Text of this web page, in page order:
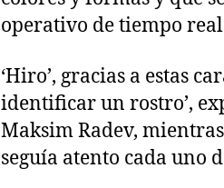
operativo de tiempo
‘Hiro’, gracias a estas
identificar un rostro’,
Maksim Radev,
seguía atento cada uno